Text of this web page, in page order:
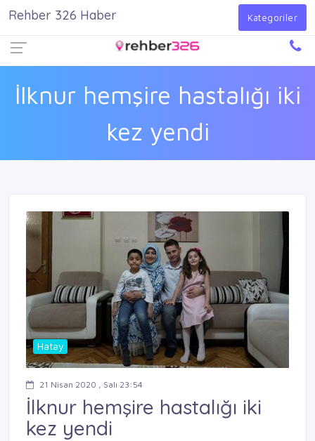
Giriş Yap
İlknur hemşire hastalığı iki
kez yendi
Rehber 326 Haber Kategoriler
Hatay
21 Nisan 2020 , Salı 23:54
İlknur hemşire hastalığı iki
kez yendi